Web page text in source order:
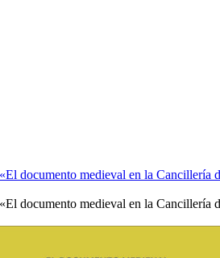
documento medieval en la Cancillería
documento medieval en la Cancillería